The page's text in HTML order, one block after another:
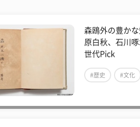
森鴎外の豊か
原白秋、石川
世代Pick
#歴史 #文化